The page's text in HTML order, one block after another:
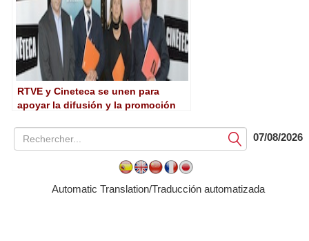
RTVE y Cineteca se unen para
apoyar la difusión y la promoción
Soumettre07/08/2026
Automatic Translation/Traducción automatizada